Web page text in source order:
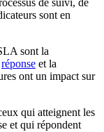
de suivi, de
sont en
sont la
réponse et la
ont un impact sur
qui atteignent les
et qui répondent